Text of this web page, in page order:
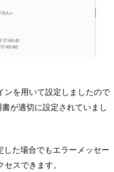
ンを用いて設定しましたので
が適切に設定されていまし
した場合でもエラーメッセー
スできます。